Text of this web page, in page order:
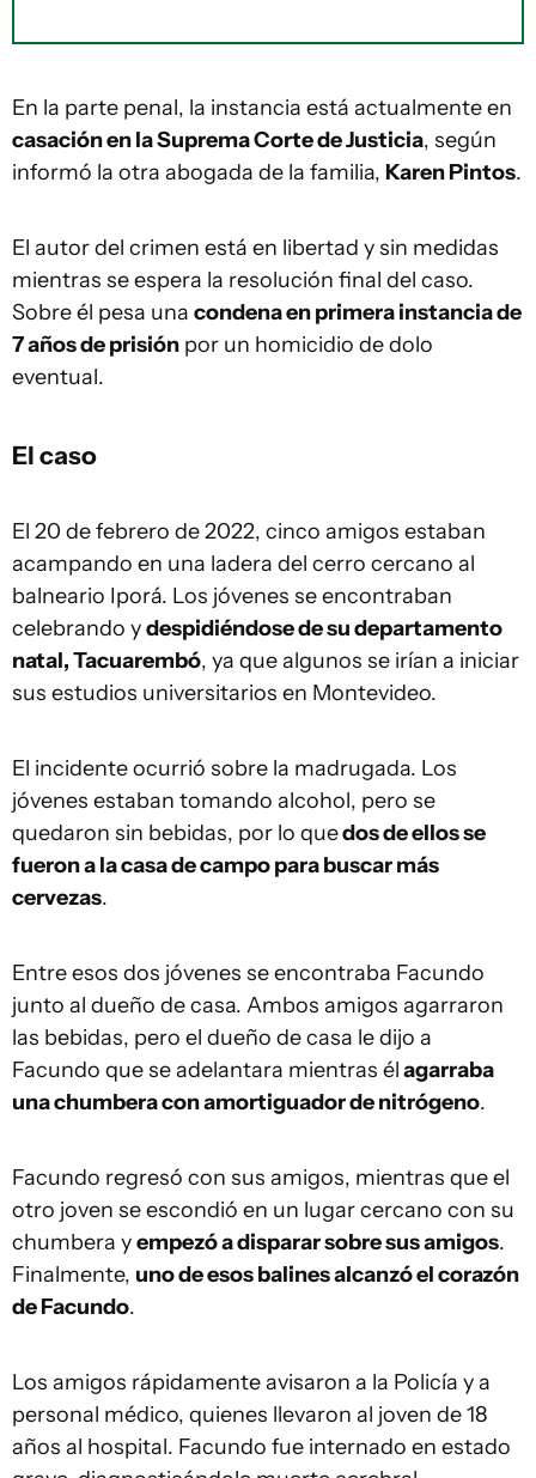
En la parte penal, la instancia está actualmente en
casación en la Suprema Corte de Justicia, según
informó la otra abogada de la familia, Karen Pintos.
El autor del crimen está en libertad y sin medidas
mientras se espera la resolución final del caso.
Sobre él pesa una condena en primera instancia de
7 años de prisión por un homicidio de dolo
eventual.
El caso
El 20 de febrero de 2022, cinco amigos estaban
acampando en una ladera del cerro cercano al
balneario Iporá. Los jóvenes se encontraban
celebrando ydespidiéndose de su departamento
natal, Tacuarembó, ya que algunos se irían a iniciar
sus estudios universitarios en Montevideo.
El incidente ocurrió sobre la madrugada. Los
jóvenes estaban tomando alcohol, pero se
quedaron sin bebidas, por lo quedos de ellos se
fueron a la casa de campo para buscar más
cervezas.
Entre esos dos jóvenes se encontraba Facundo
junto al dueño de casa. Ambos amigos agarraron
las bebidas, pero el dueño de casa le dijo a
Facundo que se adelantara mientras élagarraba
una chumbera con amortiguador de nitrógeno.
Facundo regresó con sus amigos, mientras que el
otro joven se escondió en un lugar cercano con su
chumbera yempezó a disparar sobre sus amigos.
Finalmente, uno de esos balines alcanzó el corazón
de Facundo.
Los amigos rápidamente avisaron a la Policía y a
personal médico, quienes llevaron al joven de 18
años al hospital. Facundo fue internado en estado